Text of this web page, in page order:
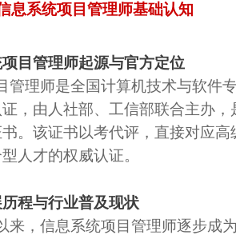
息系统项目管理师基础认知
目管理师起源与官方定位
管理师是全国计算机技术与软件
，由人社部、工信部联合主办
。该证书以考代评，直接对应
人才的权威认证。
程与行业普及现状
来，信息系统项目管理师逐步成